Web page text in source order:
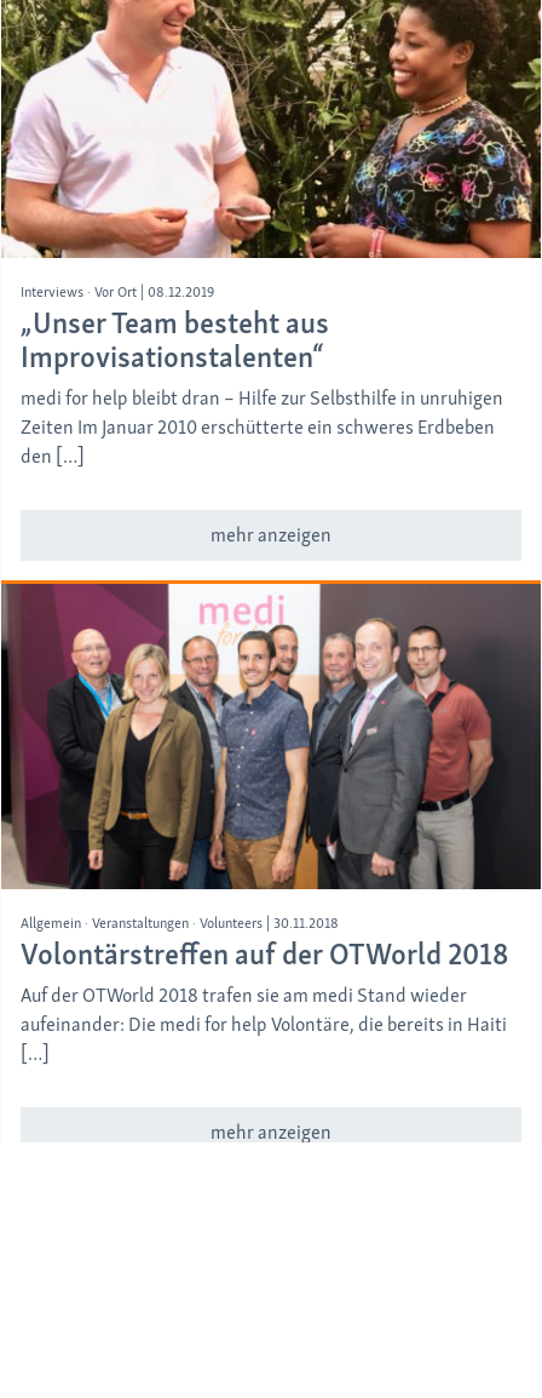
Interviews Vor Ort 08.12.2019
„Unser Team besteht aus
Improvisationstalenten“
medi for help bleibt dran – Hilfe zur Selbsthilfe in unruhigen
Zeiten Im Januar 2010 erschütterte ein schweres Erdbeben
den […]
mehr anzeigen
Allgemein Veranstaltungen Volunteers | 30.11.2018
Volontärstreffen auf der OTWorld 2018
Auf der OTWorld 2018 trafen sie am medi Stand wieder
aufeinander: Die medi for help Volontäre, die bereits in Haiti
[…]
mehr anzeigen